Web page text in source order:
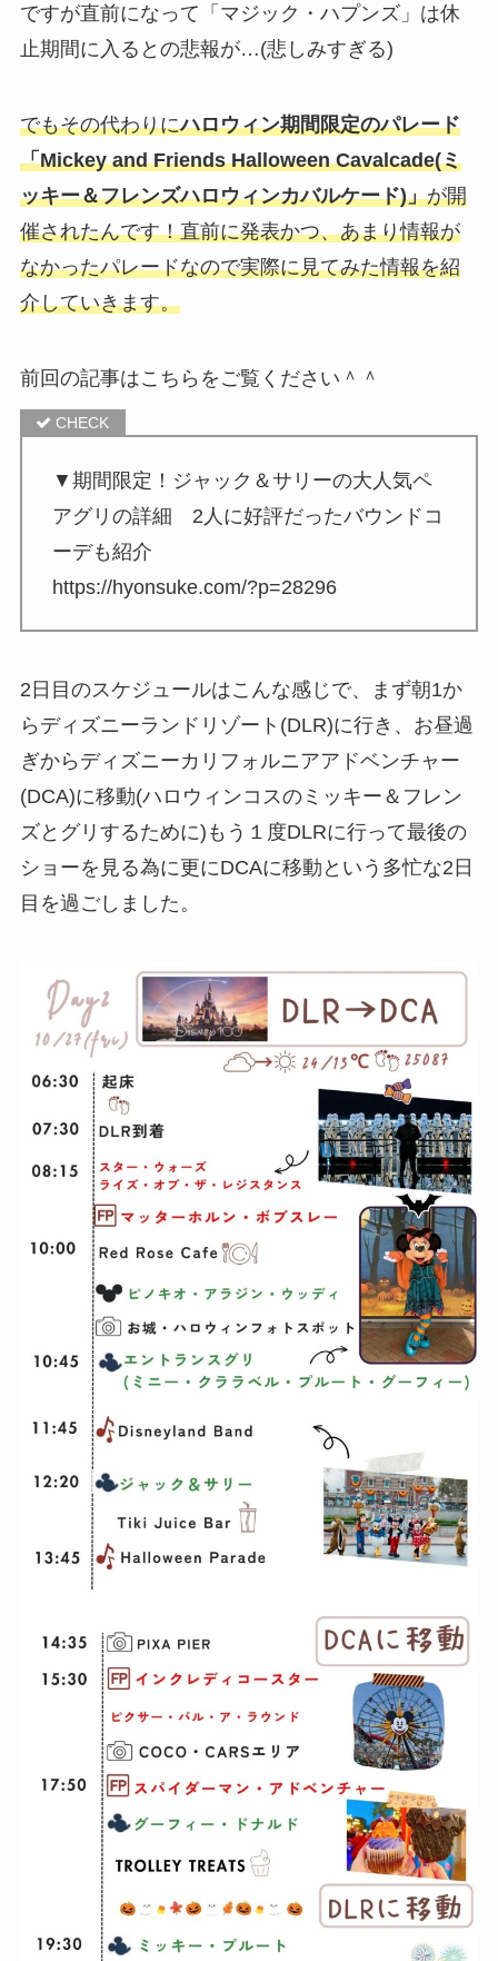
ですが直前になって「マジック・ハプンズ」は休
止期間に入るとの悲報が…(悲しみすぎる)
でもその代わりにハロウィン期間限定のパレード
「Mickey and Friends Halloween Cavalcade(ミ
ッキー＆フレンズハロウィンカバルケード)」が開
催されたんです！直前に発表かつ、あまり情報が
なかったパレードなので実際に見てみた情報を紹
介していきます。
前回の記事はこちらをご覧ください＾＾
▼期間限定！ジャック＆サリーの大人気ペ
アグリの詳細 2人に好評だったバウンドコ
ーデも紹介
https://hyonsuke.com/?p=28296
2日目のスケジュールはこんな感じで、まず朝1か
らディズニーランドリゾート(DLR)に行き、お昼過
ぎからディズニーカリフォルニアアドベンチャー
(DCA)に移動(ハロウィンコスのミッキー＆フレン
ズとグリするために)もう１度DLRに行って最後の
ショーを見る為に更にDCAに移動という多忙な2日
目を過ごしました。